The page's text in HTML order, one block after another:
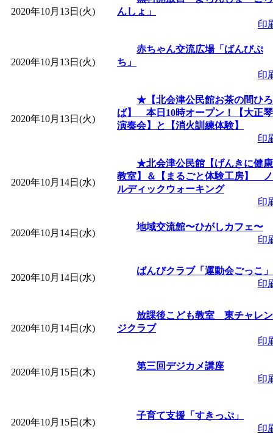
～」 受付期間：～
「みなづる号乗車体
de 健康づくり」」 受
2020年10月13日(火)
んしょ」
印
2020年10月13日(火)
赤ちゃん交流広場「ばんびぷ
ち」
印
2020年10月13日(火)
★【北会津公民館お茶の間ひろ
ば】 本日10時オープン！【大正琴
演奏会】と【消火訓練体験】
印
2020年10月14日(水)
★北会津公民館【げんきに健康
教室】＆【まるごと体験工房】 ノ
ルディックウォーキング
印
2020年10月14日(水)
地域交流館〜ひがしカフェ〜
印
2020年10月14日(水)
ばんびクラブ「運動会ごっこ」
印
2020年10月14日(水)
放課後こども教室 東チャレン
ジクラブ
印
2020年10月15日(木)
第三回デジカメ講座
印
2020年10月15日(木)
子育て支援「すきっぷ」
印